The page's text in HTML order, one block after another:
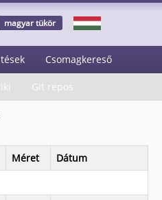
magyar tükör
Csomagkereső
Git repos
Méret
Dátum